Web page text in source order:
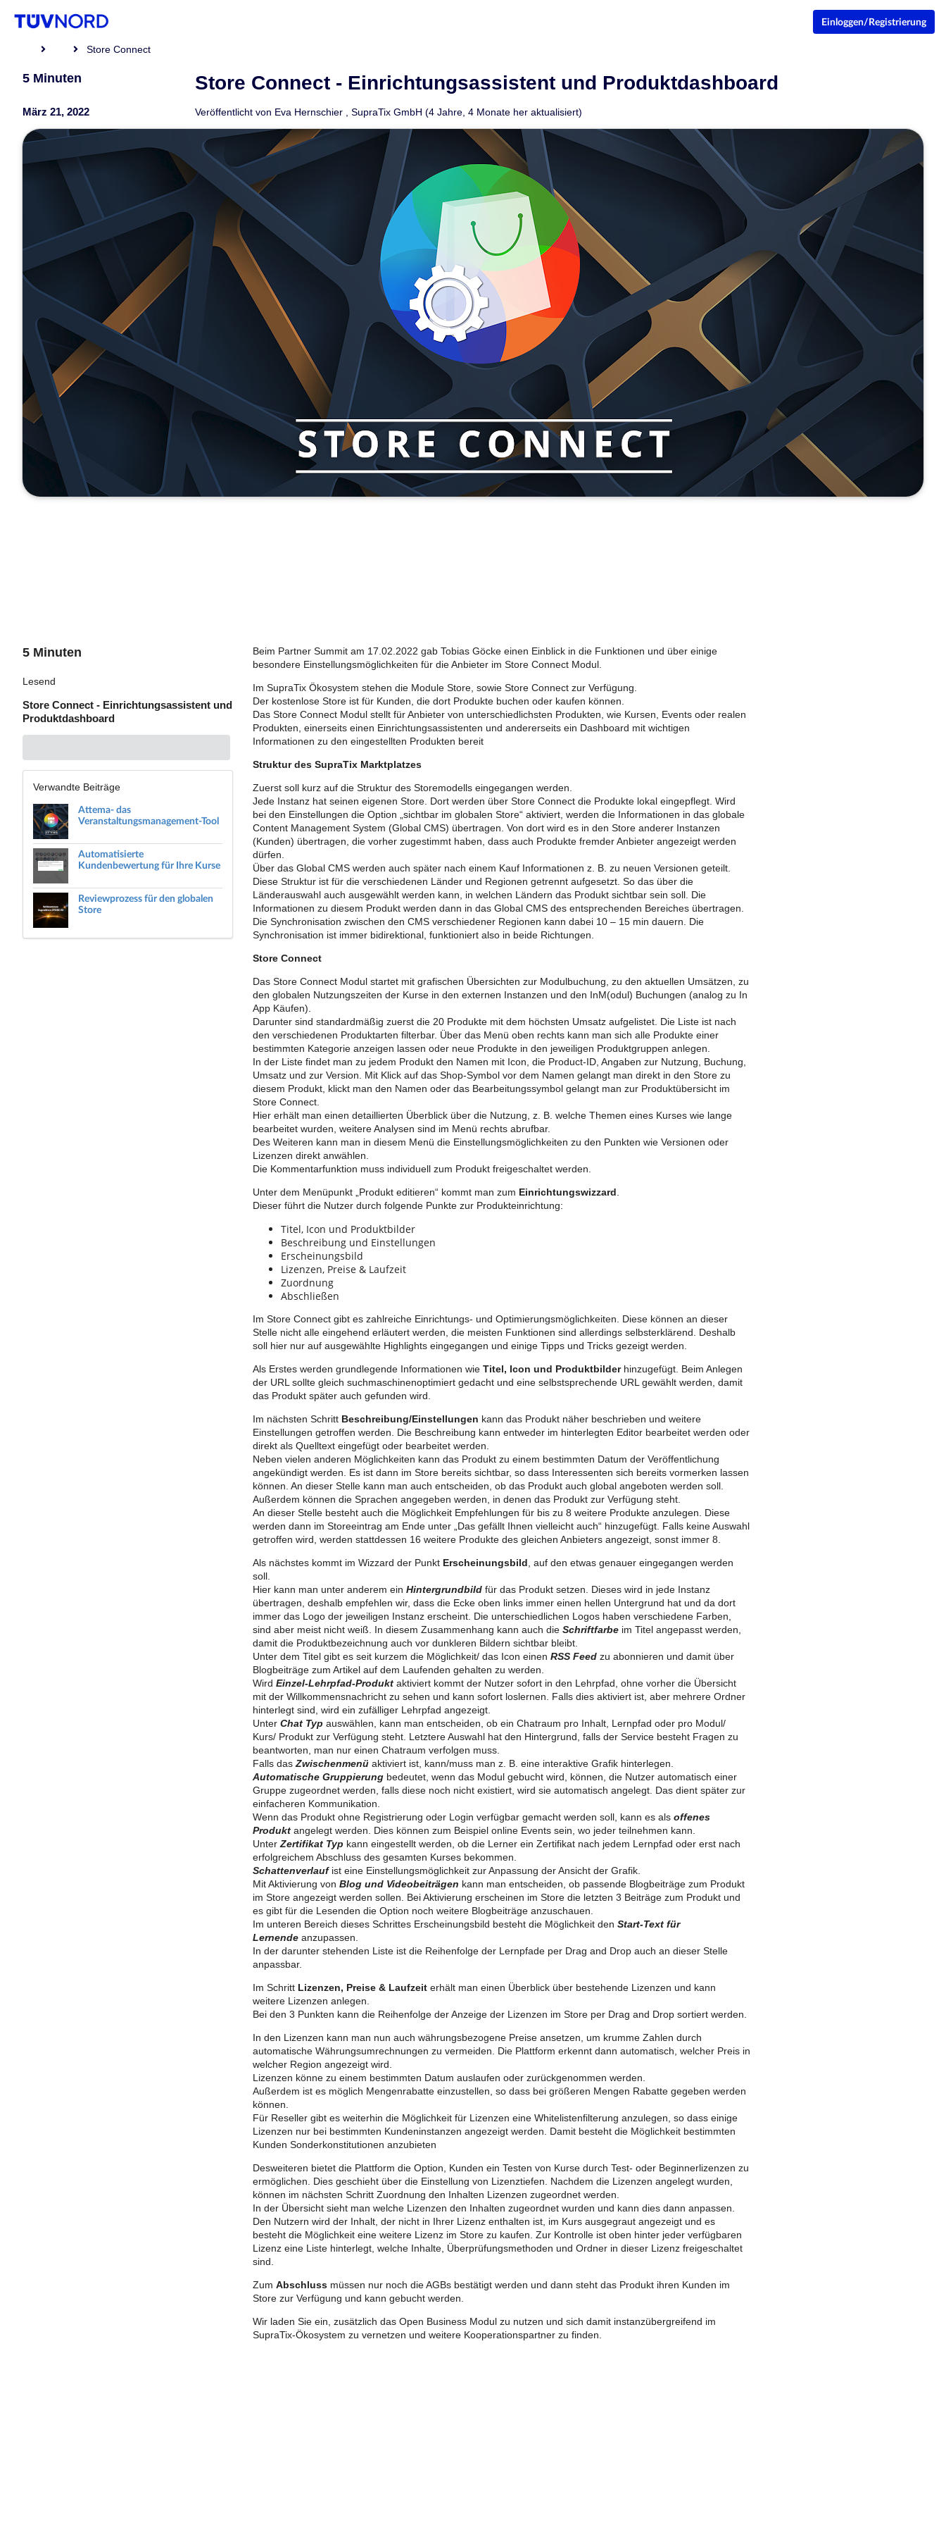
Einloggen/Registrierung
Store Connect
5 Minuten
März 21, 2022
Store Connect - Einrichtungsassistent und Produktdashboard
Veröffentlicht von Eva Hernschier ,SupraTix GmbH (4 Jahre, 4 Monate her aktualisiert)
5 Minuten
Lesend
Store Connect - Einrichtungsassistent und
Produktdashboard
Verwandte Beiträge
Attema- das
Veranstaltungsmanagement-Tool
Automatisierte
Kundenbewertung für Ihre Kurse
Reviewprozess für den globalen
Store
Beim Partner Summit am 17.02.2022 gab Tobias Göcke einen Einblick in die Funktionen und über einige
besondere Einstellungsmöglichkeiten für die Anbieter im Store Connect Modul.
Im SupraTix Ökosystem stehen die Module Store, sowie Store Connect zur Verfügung.
Der kostenlose Store ist für Kunden, die dort Produkte buchen oder kaufen können.
Das Store Connect Modul stellt für Anbieter von unterschiedlichsten Produkten, wie Kursen, Events oder realen
Produkten, einerseits einen Einrichtungsassistenten und andererseits ein Dashboard mit wichtigen
Informationen zu den eingestellten Produkten bereit
Struktur des SupraTix Marktplatzes
Zuerst soll kurz auf die Struktur des Storemodells eingegangen werden.
Jede Instanz hat seinen eigenen Store. Dort werden über Store Connect die Produkte lokal eingepflegt. Wird
bei den Einstellungen die Option „sichtbar im globalen Store“ aktiviert, werden die Informationen in das globale
Content Management System (Global CMS) übertragen. Von dort wird es in den Store anderer Instanzen
(Kunden) übertragen, die vorher zugestimmt haben, dass auch Produkte fremder Anbieter angezeigt werden
dürfen.
Über das Global CMS werden auch später nach einem Kauf Informationen z. B. zu neuen Versionen geteilt.
Diese Struktur ist für die verschiedenen Länder und Regionen getrennt aufgesetzt. So das über die
Länderauswahl auch ausgewählt werden kann, in welchen Ländern das Produkt sichtbar sein soll. Die
Informationen zu diesem Produkt werden dann in das Global CMS des entsprechenden Bereiches übertragen.
Die Synchronisation zwischen den CMS verschiedener Regionen kann dabei 10 – 15 min dauern. Die
Synchronisation ist immer bidirektional, funktioniert also in beide Richtungen.
Store Connect
Das Store Connect Modul startet mit grafischen Übersichten zur Modulbuchung, zu den aktuellen Umsätzen, zu
den globalen Nutzungszeiten der Kurse in den externen Instanzen und den InM(odul) Buchungen (analog zu In
App Käufen).
Darunter sind standardmäßig zuerst die 20 Produkte mit dem höchsten Umsatz aufgelistet. Die Liste ist nach
den verschiedenen Produktarten filterbar. Über das Menü oben rechts kann man sich alle Produkte einer
bestimmten Kategorie anzeigen lassen oder neue Produkte in den jeweiligen Produktgruppen anlegen.
In der Liste findet man zu jedem Produkt den Namen mit Icon, die Product-ID, Angaben zur Nutzung, Buchung,
Umsatz und zur Version. Mit Klick auf das Shop-Symbol vor dem Namen gelangt man direkt in den Store zu
diesem Produkt, klickt man den Namen oder das Bearbeitungssymbol gelangt man zur Produktübersicht im
Store Connect.
Hier erhält man einen detaillierten Überblick über die Nutzung, z. B. welche Themen eines Kurses wie lange
bearbeitet wurden, weitere Analysen sind im Menü rechts abrufbar.
Des Weiteren kann man in diesem Menü die Einstellungsmöglichkeiten zu den Punkten wie Versionen oder
Lizenzen direkt anwählen.
Die Kommentarfunktion muss individuell zum Produkt freigeschaltet werden.
Unter dem Menüpunkt „Produkt editieren“ kommt man zum Einrichtungswizzard
Dieser führt die Nutzer durch folgende Punkte zur Produkteinrichtung:
Titel, Icon und Produktbilder
Beschreibung und Einstellungen
Erscheinungsbild
Lizenzen, Preise & Laufzeit
Zuordnung
Abschließen
Im Store Connect gibt es zahlreiche Einrichtungs- und Optimierungsmöglichkeiten. Diese können an dieser
Stelle nicht alle eingehend erläutert werden, die meisten Funktionen sind allerdings selbsterklärend. Deshalb
soll hier nur auf ausgewählte Highlights eingegangen und einige Tipps und Tricks gezeigt werden.
Als Erstes werden grundlegende Informationen wie Titel, Icon und Produktbilderhinzugefügt. Beim Anlegen
der URL sollte gleich suchmaschinenoptimiert gedacht und eine selbstsprechende URL gewählt werden, damit
das Produkt später auch gefunden wird.
Im nächsten Schritt Beschreibung/Einstellungen kann das Produkt näher beschrieben und weitere
Einstellungen getroffen werden. Die Beschreibung kann entweder im hinterlegten Editor bearbeitet werden oder
direkt als Quelltext eingefügt oder bearbeitet werden.
Neben vielen anderen Möglichkeiten kann das Produkt zu einem bestimmten Datum der Veröffentlichung
angekündigt werden. Es ist dann im Store bereits sichtbar, so dass Interessenten sich bereits vormerken lassen
können. An dieser Stelle kann man auch entscheiden, ob das Produkt auch global angeboten werden soll.
Außerdem können die Sprachen angegeben werden, in denen das Produkt zur Verfügung steht.
An dieser Stelle besteht auch die Möglichkeit Empfehlungen für bis zu 8 weitere Produkte anzulegen. Diese
werden dann im Storeeintrag am Ende unter „Das gefällt Ihnen vielleicht auch“ hinzugefügt. Falls keine Auswahl
getroffen wird, werden stattdessen 16 weitere Produkte des gleichen Anbieters angezeigt, sonst immer 8.
Als nächstes kommt im Wizzard der Punkt Erscheinungsbild , auf den etwas genauer eingegangen werden
soll.
Hier kann man unter anderem ein Hintergrundbild für das Produkt setzen. Dieses wird in jede Instanz
übertragen, deshalb empfehlen wir, dass die Ecke oben links immer einen hellen Untergrund hat und da dort
immer das Logo der jeweiligen Instanz erscheint. Die unterschiedlichen Logos haben verschiedene Farben,
sind aber meist nicht weiß. In diesem Zusammenhang kann auch die Schriftfarbe im Titel angepasst werden,
damit die Produktbezeichnung auch vor dunkleren Bildern sichtbar bleibt.
Unter dem Titel gibt es seit kurzem die Möglichkeit/ das Icon einen RSS Feed zu abonnieren und damit über
Blogbeiträge zum Artikel auf dem Laufenden gehalten zu werden.
Wird Einzel-Lehrpfad-Produkt aktiviert kommt der Nutzer sofort in den Lehrpfad, ohne vorher die Übersicht
mit der Willkommensnachricht zu sehen und kann sofort loslernen. Falls dies aktiviert ist, aber mehrere Ordner
hinterlegt sind, wird ein zufälliger Lehrpfad angezeigt.
Unter Chat Typ auswählen, kann man entscheiden, ob ein Chatraum pro Inhalt, Lernpfad oder pro Modul/
Kurs/ Produkt zur Verfügung steht. Letztere Auswahl hat den Hintergrund, falls der Service besteht Fragen zu
beantworten, man nur einen Chatraum verfolgen muss.
Falls das Zwischenmenü aktiviert ist, kann/muss man z. B. eine interaktive Grafik hinterlegen.
Automatische Gruppierung bedeutet, wenn das Modul gebucht wird, können, die Nutzer automatisch einer
Gruppe zugeordnet werden, falls diese noch nicht existiert, wird sie automatisch angelegt. Das dient später zur
einfacheren Kommunikation.
Wenn das Produkt ohne Registrierung oder Login verfügbar gemacht werden soll, kann es als offenes
Produkt angelegt werden. Dies können zum Beispiel online Events sein, wo jeder teilnehmen kann.
Unter Zertifikat Typ kann eingestellt werden, ob die Lerner ein Zertifikat nach jedem Lernpfad oder erst nach
erfolgreichem Abschluss des gesamten Kurses bekommen.
Schattenverlaufist eine Einstellungsmöglichkeit zur Anpassung der Ansicht der Grafik.
Mit Aktivierung von Blog und Videobeiträgen kann man entscheiden, ob passende Blogbeiträge zum Produkt
im Store angezeigt werden sollen. Bei Aktivierung erscheinen im Store die letzten 3 Beiträge zum Produkt und
es gibt für die Lesenden die Option noch weitere Blogbeiträge anzuschauen.
Im unteren Bereich dieses Schrittes Erscheinungsbild besteht die Möglichkeit den Start-Text für
Lernende anzupassen.
In der darunter stehenden Liste ist die Reihenfolge der Lernpfade per Drag and Drop auch an dieser Stelle
anpassbar.
Im Schritt Lizenzen, Preise & Laufzeit erhält man einen Überblick über bestehende Lizenzen und kann
weitere Lizenzen anlegen.
Bei den 3 Punkten kann die Reihenfolge der Anzeige der Lizenzen im Store per Drag and Drop sortiert werden.
In den Lizenzen kann man nun auch währungsbezogene Preise ansetzen, um krumme Zahlen durch
automatische Währungsumrechnungen zu vermeiden. Die Plattform erkennt dann automatisch, welcher Preis in
welcher Region angezeigt wird.
Lizenzen könne zu einem bestimmten Datum auslaufen oder zurückgenommen werden.
Außerdem ist es möglich Mengenrabatte einzustellen, so dass bei größeren Mengen Rabatte gegeben werden
können.
Für Reseller gibt es weiterhin die Möglichkeit für Lizenzen eine Whitelistenfilterung anzulegen, so dass einige
Lizenzen nur bei bestimmten Kundeninstanzen angezeigt werden. Damit besteht die Möglichkeit bestimmten
Kunden Sonderkonstitutionen anzubieten
Desweiteren bietet die Plattform die Option, Kunden ein Testen von Kurse durch Test- oder Beginnerlizenzen zu
ermöglichen. Dies geschieht über die Einstellung von Lizenztiefen. Nachdem die Lizenzen angelegt wurden,
können im nächsten Schritt Zuordnung den Inhalten Lizenzen zugeordnet werden.
In der Übersicht sieht man welche Lizenzen den Inhalten zugeordnet wurden und kann dies dann anpassen.
Den Nutzern wird der Inhalt, der nicht in Ihrer Lizenz enthalten ist, im Kurs ausgegraut angezeigt und es
besteht die Möglichkeit eine weitere Lizenz im Store zu kaufen. Zur Kontrolle ist oben hinter jeder verfügbaren
Lizenz eine Liste hinterlegt, welche Inhalte, Überprüfungsmethoden und Ordner in dieser Lizenz freigeschaltet
sind.
Zum Abschluss müssen nur noch die AGBs bestätigt werden und dann steht das Produkt ihren Kunden im
Store zur Verfügung und kann gebucht werden.
Wir laden Sie ein, zusätzlich das Open Business Modul zu nutzen und sich damit instanzübergreifend im
SupraTix-Ökosystem zu vernetzen und weitere Kooperationspartner zu finden.